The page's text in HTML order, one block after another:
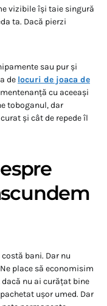
vizibile își taie singură
ta. Dacă pierzi
sau pur și
de locuri de joaca de
cu aceeași
toboganul, dar
și cât de repede îl
bani. Dar nu
place să economisim
nu ai curățat bine
ușor umed. Dar